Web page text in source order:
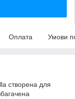
Оплата Умови
створена для